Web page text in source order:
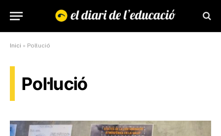
Inici » Pol·lució
Pol·lució